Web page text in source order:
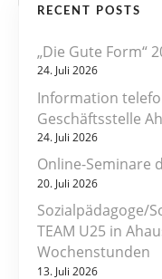
RECENT POSTS
„Die Gute Form“
24. Juli 2026
Information
Geschäftsstelle
24. Juli 2026
Online-Seminare
20. Juli 2026
Sozialpädagoge/
TEAM U25 in
Wochenstunden
13. Juli 2026